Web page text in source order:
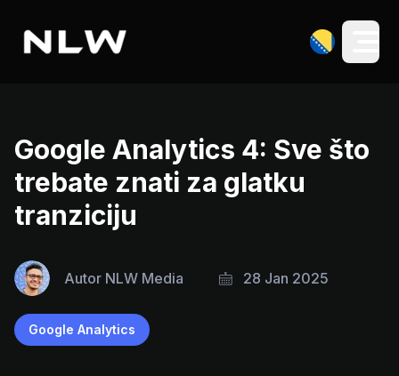
Google Analytics 4: Sve što
trebate znati za glatku
tranziciju
Autor NLW Media 28 Jan 2025
Google Analytics